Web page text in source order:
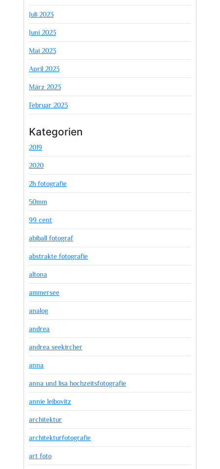
Juli 2023
Juni 2023
Mai 2023
April 2023
März 2023
Februar 2023
Kategorien
2019
2020
2h fotografie
50mm
99 cent
abiball fotograf
abstrakte fotografie
altona
ammersee
analog
andrea
andrea seekircher
anna
anna und lisa hochzeitsfotografie
annie leibovitz
architektur
architekturfotografie
art foto